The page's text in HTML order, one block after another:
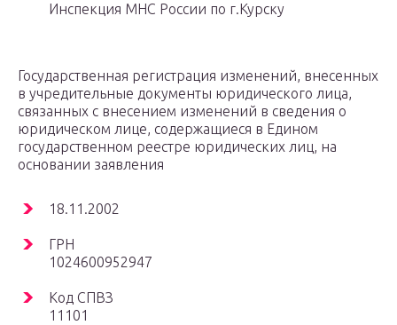
Инспекция МНС России по г.Курску
Государственная регистрация изменений, внесенных
в учредительные документы юридического лица,
связанных с внесением изменений в сведения о
юридическом лице, содержащиеся в Едином
государственном реестре юридических лиц, на
основании заявления
18.11.2002
ГРН
1024600952947
Код СПВЗ
11101